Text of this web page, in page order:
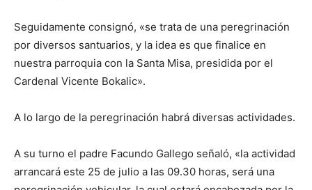
Seguidamente consignó, «se trata de una peregrinación
por diversos santuarios, y la idea es que finalice en
nuestra parroquia con la Santa Misa, presidida por el
Cardenal Vicente Bokalic».
A lo largo de la peregrinación habrá diversas actividades.
A su turno el padre Facundo Gallego señaló, «la actividad
arrancará este 25 de julio a las 09.30 horas, será una